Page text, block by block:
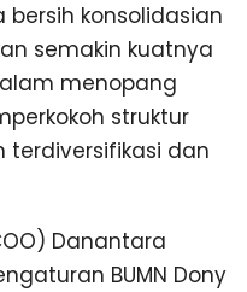
bersih konsolidasian
semakin kuatnya
menopang
struktur
terdiversifikasi dan
Danantara
BUMN Dony